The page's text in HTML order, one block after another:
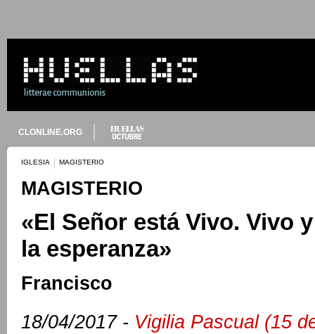
CLONLINE.ORG
IGLESIA MAGISTERIO
MAGISTERIO
«El Señor está Vivo. Vivo
la esperanza»
Francisco
18/04/2017 - Vigilia Pascual (15